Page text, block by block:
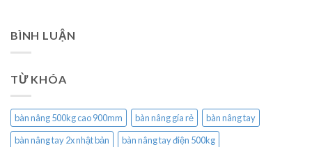
BÌNH LUẬN
TỪ KHÓA
bàn nâng 500kg cao 900mm bàn nâng gía rẻ
bàn nâng tay
bàn nâng tay 2x nhật bản
bàn nâng tay điện 500kg